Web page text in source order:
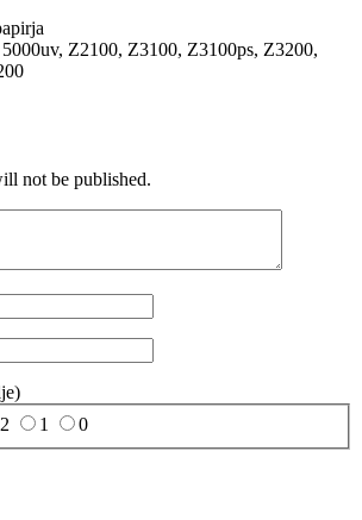
Z2100, Z3100, Z3100ps, Z3200,
not be published.
2 1 0